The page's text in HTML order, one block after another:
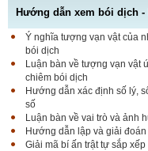
Hướng dẫn xem bói dịch
Ý nghĩa tượng vạn vật của
bói dịch
Luận bàn về tượng vạn vật
chiêm bói dịch
Hướng dẫn xác định số lý,
số
Luận bàn về vai trò và ảnh
Hướng dẫn lập và giải
Giải mã bí ấn trật tự sắp